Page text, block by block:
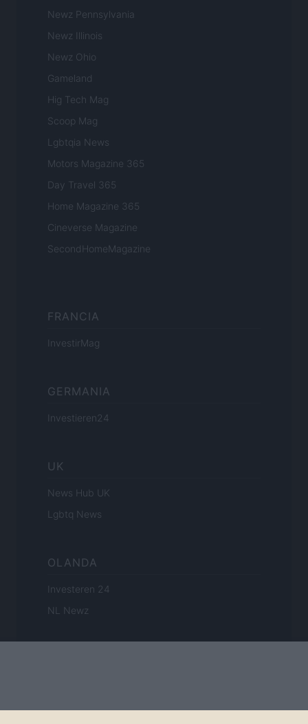
Newz Pennsylvania
Newz Illinois
Newz Ohio
Gameland
Hig Tech Mag
Scoop Mag
Lgbtqia News
Motors Magazine 365
Day Travel 365
Home Magazine 365
Cineverse Magazine
SecondHomeMagazine
FRANCIA
InvestirMag
GERMANIA
Investieren24
UK
News Hub UK
Lgbtq News
OLANDA
Investeren 24
NL Newz